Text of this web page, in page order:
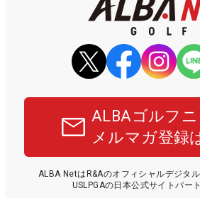
ALBAゴルフ
メルマガ登録
ALBA NetはR&Aのオフィシャルデジタ
USLPGAの日本公式サイトパー